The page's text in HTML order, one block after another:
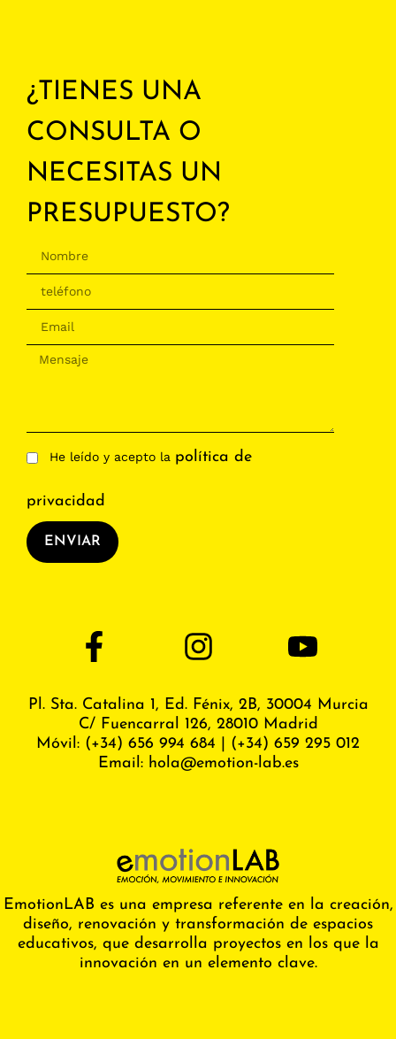
¿TIENES UNA
CONSULTA O
NECESITAS UN
PRESUPUESTO?
He leído y acepto la política de
privacidad
ENVIAR
EmotionLAB es una empresa referente en la creación,
diseño, renovación y transformación de espacios
educativos, que desarrolla proyectos en los que la
innovación en un elemento clave.
Pl. Sta. Catalina 1, Ed. Fénix, 2B, 30004 Murcia
C/ Fuencarral 126, 28010 Madrid
Móvil: (+34) 656 994 684
(+34) 659 295 012
Email: hola@emotion-lab.es